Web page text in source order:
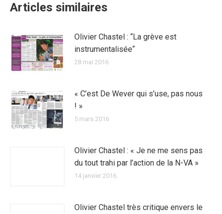
Articles similaires
Olivier Chastel : “La grève est
instrumentalisée“
28 mai 2016
« C’est De Wever qui s’use, pas nous
! »
5 mars 2016
Olivier Chastel : « Je ne me sens pas
du tout trahi par l’action de la N-VA »
14 janvier 2016
Olivier Chastel très critique envers le